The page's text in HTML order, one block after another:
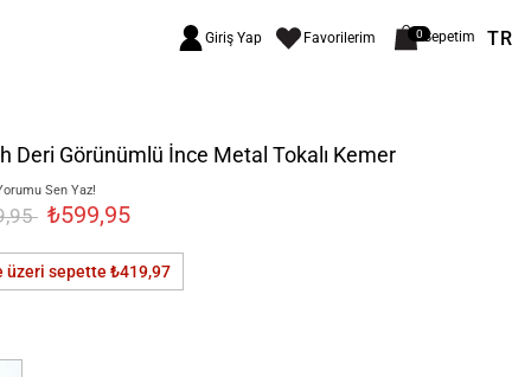
Giriş Yap Favorilerim 0Sepetim TR
Deri Görünümlü İnce Metal Tokalı Kemer
Sen Yaz!
₺599,95
üzeri sepette ₺419,97